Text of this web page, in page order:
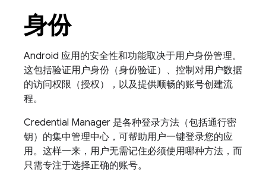
身份
Android 应用的安全性和功能取决于用户身份管理。
这包括验证用户身份（身份验证）、控制对用户数据
的访问权限（授权），以及提供顺畅的账号创建流
程。
Credential Manager 是各种登录方法（包括通行密
钥）的集中管理中心，可帮助用户一键登录您的应
用。这样一来，用户无需记住必须使用哪种方法，而
只需专注于选择正确的账号。